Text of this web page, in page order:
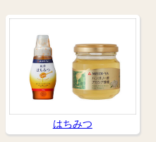
はちみつ